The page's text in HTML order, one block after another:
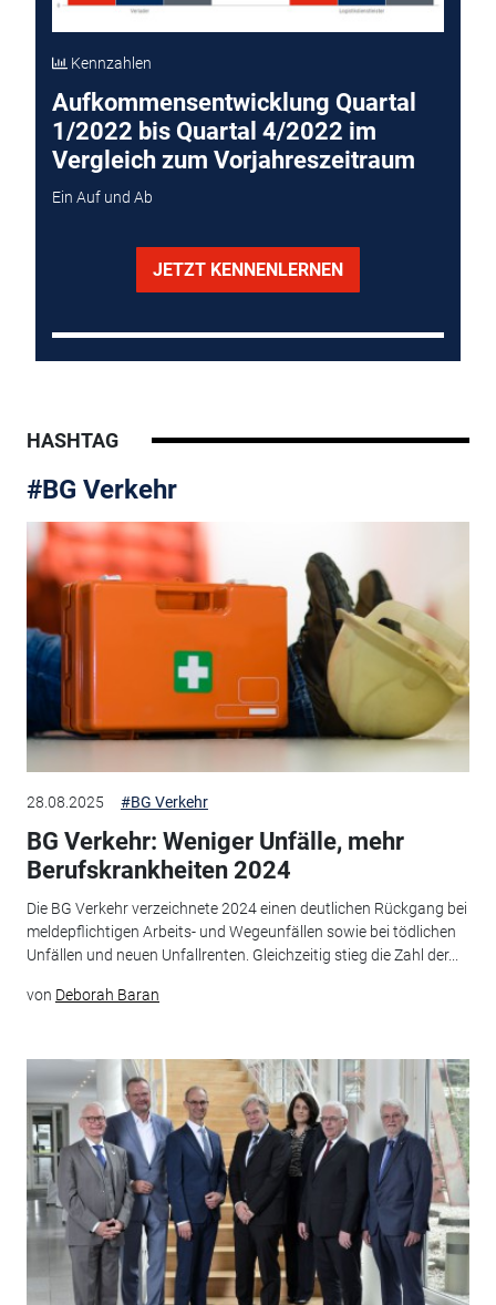
Kennzahlen
Aufkommensentwicklung Quartal
1/2022 bis Quartal 4/2022 im
Vergleich zum Vorjahreszeitraum
Ein Auf und Ab
JETZT KENNENLERNEN
HASHTAG
#BG Verkehr
28.08.2025 #BG Verkehr
BG Verkehr: Weniger Unfälle, mehr
Berufskrankheiten 2024
Die BG Verkehr verzeichnete 2024 einen deutlichen Rückgang bei
meldepflichtigen Arbeits- und Wegeunfällen sowie bei tödlichen
Unfällen und neuen Unfallrenten. Gleichzeitig stieg die Zahl der...
von Deborah Baran